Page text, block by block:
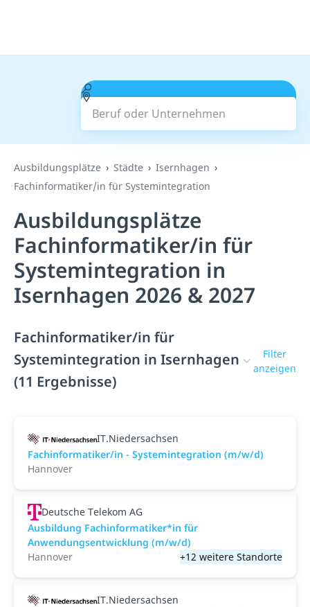
Beruf oder Unternehmen
Suchen
Ausbildungsplätze Städte
Isernhagen
Fachinformatiker/in für Systemintegration
Ausbildungsplätze
Fachinformatiker/in für
Systemintegration in
Isernhagen 2026 & 2027
Fachinformatiker/in für
Systemintegration in Isernhagen
(11 Ergebnisse)
Filter
anzeigen
IT.Niedersachsen
Fachinformatiker/in - Systemintegration (m/w/d)
Hannover
Deutsche Telekom AG
Ausbildung Fachinformatiker*in für
Anwendungsentwicklung (m/w/d)
Hannover
+12 weitere Standorte
IT.Niedersachsen